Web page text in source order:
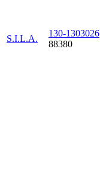
S.I.L.A.
130-1303026
88380